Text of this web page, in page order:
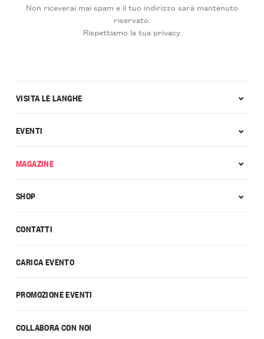
Non riceverai mai spam e il tuo indirizzo sarà mantenuto
riservato.
Rispettiamo la tua privacy.
CONTATTI
CARICA EVENTO
PROMOZIONE EVENTI
COLLABORA CON NOI
VISITA LE LANGHE
EVENTI
MAGAZINE
SHOP